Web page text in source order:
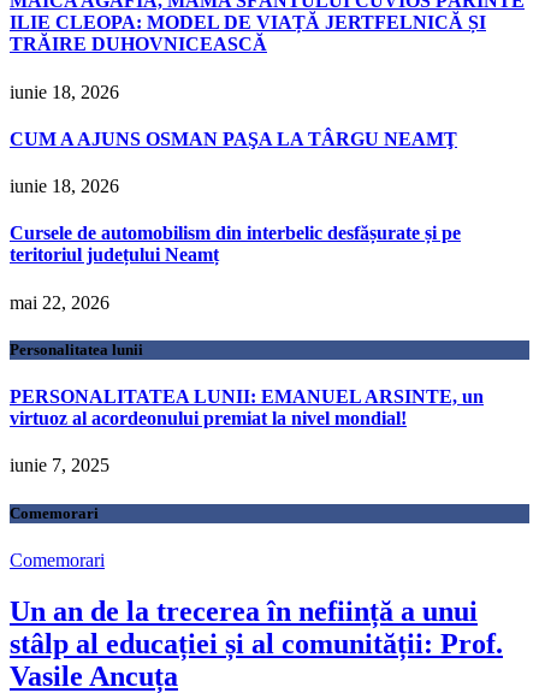
ILIE CLEOPA: MODEL DE VIAȚĂ JERTFELNICĂ ȘI
TRĂIRE DUHOVNICEASCĂ
iunie 18, 2026
CUM A AJUNS OSMAN PAŞA LA TÂRGU NEAMŢ
iunie 18, 2026
Cursele de automobilism din interbelic desfășurate și pe
teritoriul județului Neamț
mai 22, 2026
Personalitatea lunii
PERSONALITATEA LUNII: EMANUEL ARSINTE, un
virtuoz al acordeonului premiat la nivel mondial!
iunie 7, 2025
Comemorari
Comemorari
Un an de la trecerea în neființă a unui
stâlp al educației și al comunității: Prof.
Vasile Ancuța